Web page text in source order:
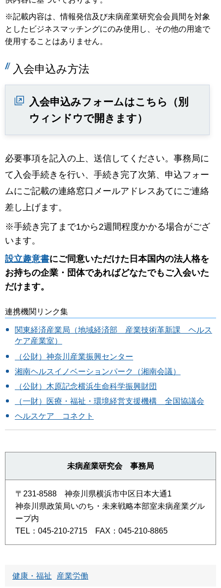
※記載内容は、情報発信及び未病産業研究会会員間を対象
としたビジネスマッチングにのみ使用し、その他の用途で
使用することはありません。
入会申込み方法
入会申込みフォームはこちら（別
ウィンドウで開きます）
必要事項を記入の上、送信してください。事務局に
て入会手続きを行い、手続き完了次第、申込フォー
ムにご記載の連絡窓口メールアドレスあてにご連絡
差し上げます。
※手続き完了まで1から2週間程度かかる場合がござ
います。
設立趣意書にご同意いただけた日本国内の法人格を
お持ちの企業・団体であればどなたでもご入会いた
だけます。
連携機関リンク集
関東経済産業局（地域経済部 産業技術革新課 ヘルス
ケア産業室）
（公財）神奈川産業振興センター
湘南ヘルスイノベーションパーク（湘南会議）
（公財）木原記念横浜生命科学振興財団
（一財）医療・福祉・環境経営支援機構 全国協議会
ヘルスケア コネクト
未病産業研究会 事務局
〒231-8588 神奈川県横浜市中区日本大通1
神奈川県政策局いのち・未来戦略本部室未病産業グル
ープ内
TEL：045-210-2715 FAX：045-210-8865
健康・福祉 産業労働